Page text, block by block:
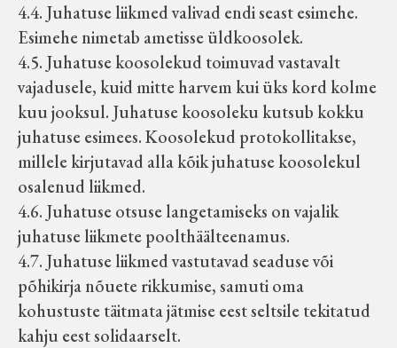
4.4. Juhatuse liikmed valivad endi seast esimehe.
Esimehe nimetab ametisse üldkoosolek.
4.5. Juhatuse koosolekud toimuvad vastavalt
vajadusele, kuid mitte harvem kui üks kord kolme
kuu jooksul. Juhatuse koosoleku kutsub kokku
juhatuse esimees. Koosolekud protokollitakse,
millele kirjutavad alla kõik juhatuse koosolekul
osalenud liikmed.
4.6. Juhatuse otsuse langetamiseks on vajalik
juhatuse liikmete poolthäälteenamus.
4.7. Juhatuse liikmed vastutavad seaduse või
põhikirja nõuete rikkumise, samuti oma
kohustuste täitmata jätmise eest seltsile tekitatud
kahju eest solidaarselt.